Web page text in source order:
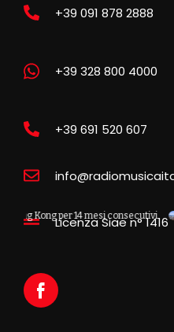
per 14 mesi consecutivi Cina,
+39 091 878 2888
+39 328 800 4000
+39 691 520 607
Licenza Siae n° 1416